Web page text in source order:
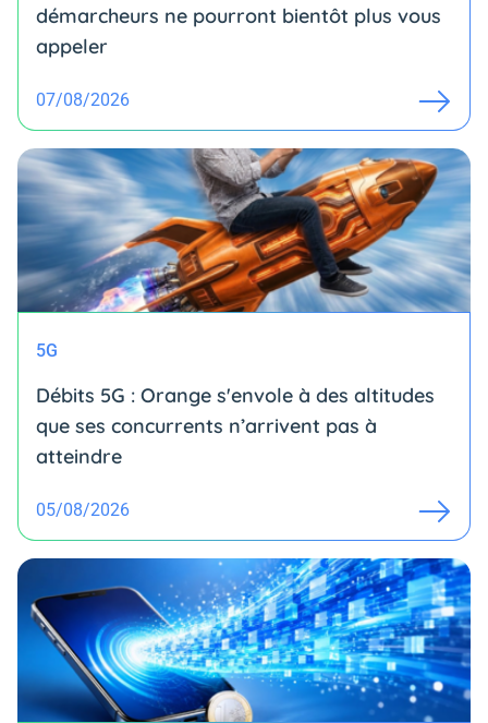
démarcheurs ne pourront bientôt plus vous
appeler
07/08/2026
5G
Débits 5G : Orange s'envole à des altitudes
que ses concurrents n’arrivent pas à
atteindre
05/08/2026